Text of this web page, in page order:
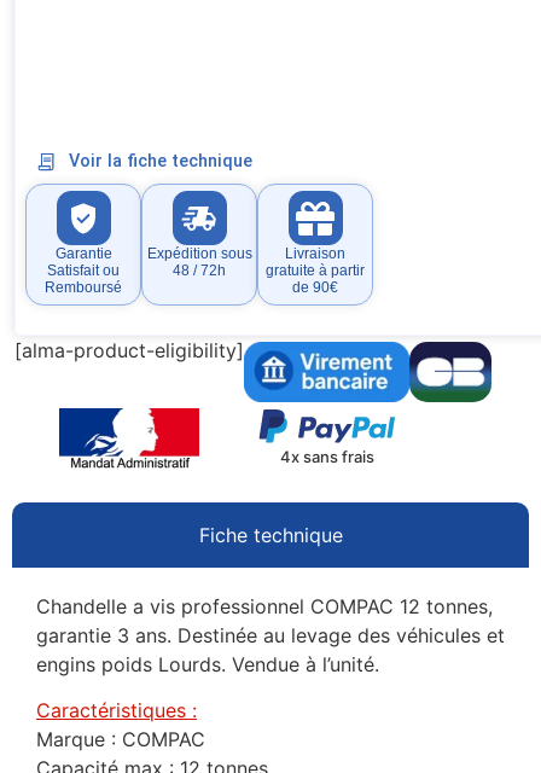
Voir la fiche technique
Garantie
Satisfait ou
Remboursé
Expédition sous
48 / 72h
Livraison
gratuite à partir
de 90€
[alma-product-eligibility]
4x sans frais
Fiche technique
Chandelle a vis professionnel COMPAC 12 tonnes,
garantie 3 ans. Destinée au levage des véhicules et
engins poids Lourds. Vendue à l’unité.
Caractéristiques :
Marque : COMPAC